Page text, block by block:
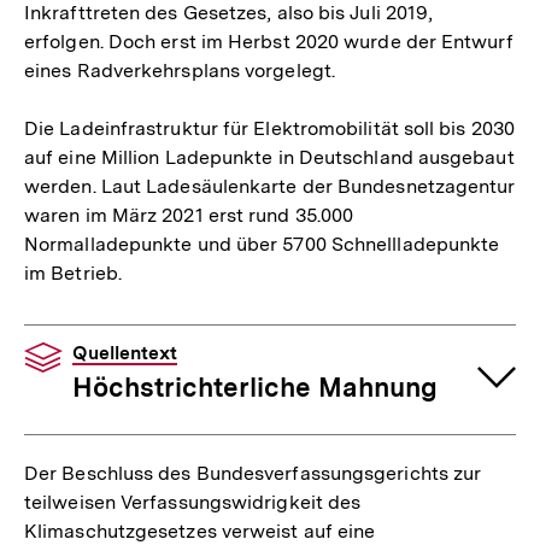
Inkrafttreten des Gesetzes, also bis Juli 2019,
erfolgen. Doch erst im Herbst 2020 wurde der Entwurf
eines Radverkehrsplans vorgelegt.
Die Ladeinfrastruktur für Elektromobilität soll bis 2030
auf eine Million Ladepunkte in Deutschland ausgebaut
werden. Laut Ladesäulenkarte der Bundesnetzagentur
waren im März 2021 erst rund 35.000
Normalladepunkte und über 5700 Schnellladepunkte
im Betrieb.
Quellentext
Höchstrichterliche Mahnung
Der Beschluss des Bundesverfassungsgerichts zur
teilweisen Verfassungswidrigkeit des
Klimaschutzgesetzes verweist auf eine